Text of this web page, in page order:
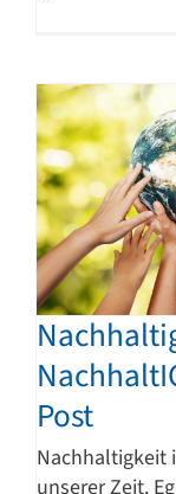
Post
Nachhaltigkeit
unserer Zeit.